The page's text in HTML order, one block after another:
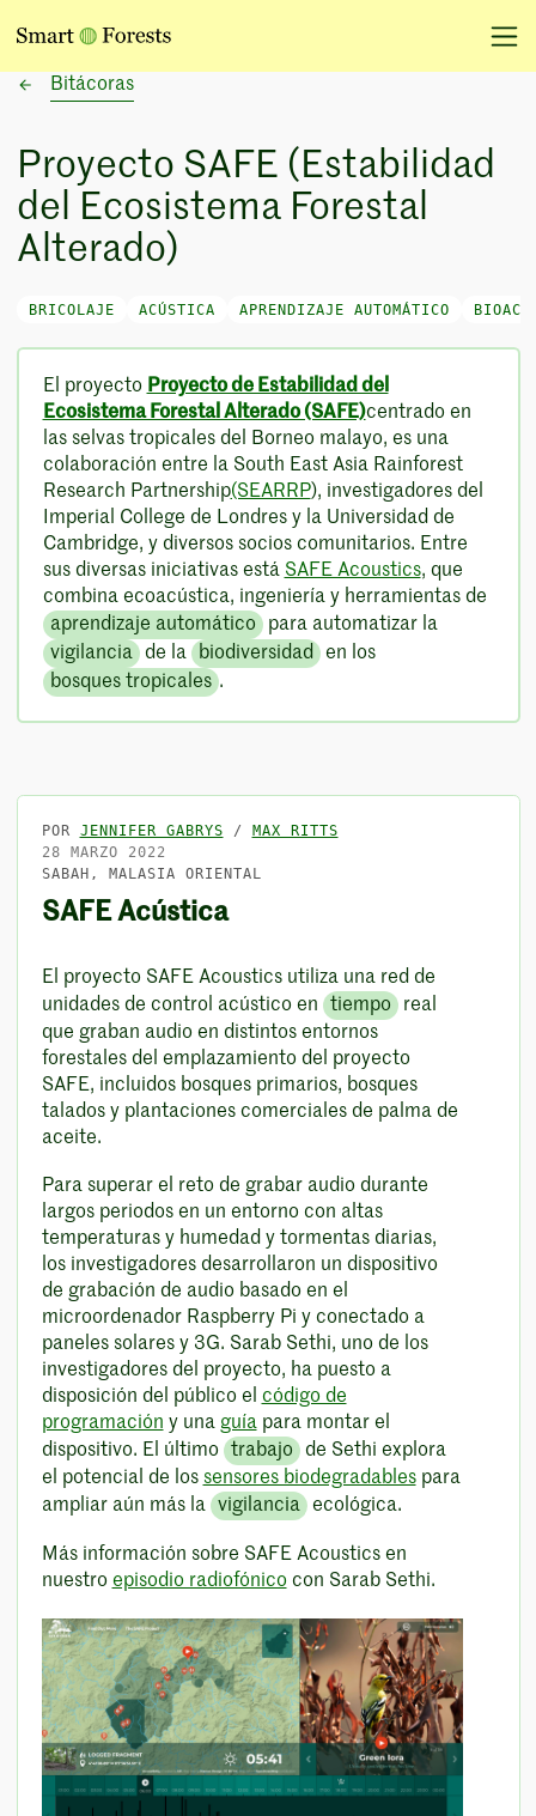
Bitácoras
Proyecto SAFE (Estabilidad
del Ecosistema Forestal
Alterado)
BRICOLAJE ACÚSTICA APRENDIZAJE AUTOMÁTICO
El proyecto Proyecto de Estabilidad del
Ecosistema Forestal Alterado (SAFE)centrado en
las selvas tropicales del Borneo malayo, es una
colaboración entre la South East Asia Rainforest
Research Partnership(SEARRP), investigadores del
Imperial College de Londres y la Universidad de
Cambridge, y diversos socios comunitarios. Entre
sus diversas iniciativas está SAFE Acoustics, que
combina ecoacústica, ingeniería y herramientas de
aprendizaje automático para automatizar la
vigilancia de la biodiversidad en los
bosques tropicales .
POR JENNIFER GABRYS /
MAX RITTS
28 MARZO 2022
SABAH, MALASIA ORIENTAL
SAFE Acústica
El proyecto SAFE Acoustics utiliza una red de
unidades de control acústico en
tiempo real
que graban audio en distintos entornos
forestales del emplazamiento del proyecto
SAFE, incluidos bosques primarios, bosques
talados y plantaciones comerciales de palma de
aceite.
Para superar el reto de grabar audio durante
largos periodos en un entorno con altas
temperaturas y humedad y tormentas diarias,
los investigadores desarrollaron un dispositivo
de grabación de audio basado en el
microordenador Raspberry Pi y conectado a
paneles solares y 3G. Sarab Sethi, uno de los
investigadores del proyecto, ha puesto a
disposición del público el código de
programación y una guíapara montar el
dispositivo. El último
trabajo de Sethi explora
el potencial de los sensores biodegradablespara
ampliar aún más la
vigilancia ecológica.
Más información sobre SAFE Acoustics en
nuestro episodio radiofónicocon Sarab Sethi.